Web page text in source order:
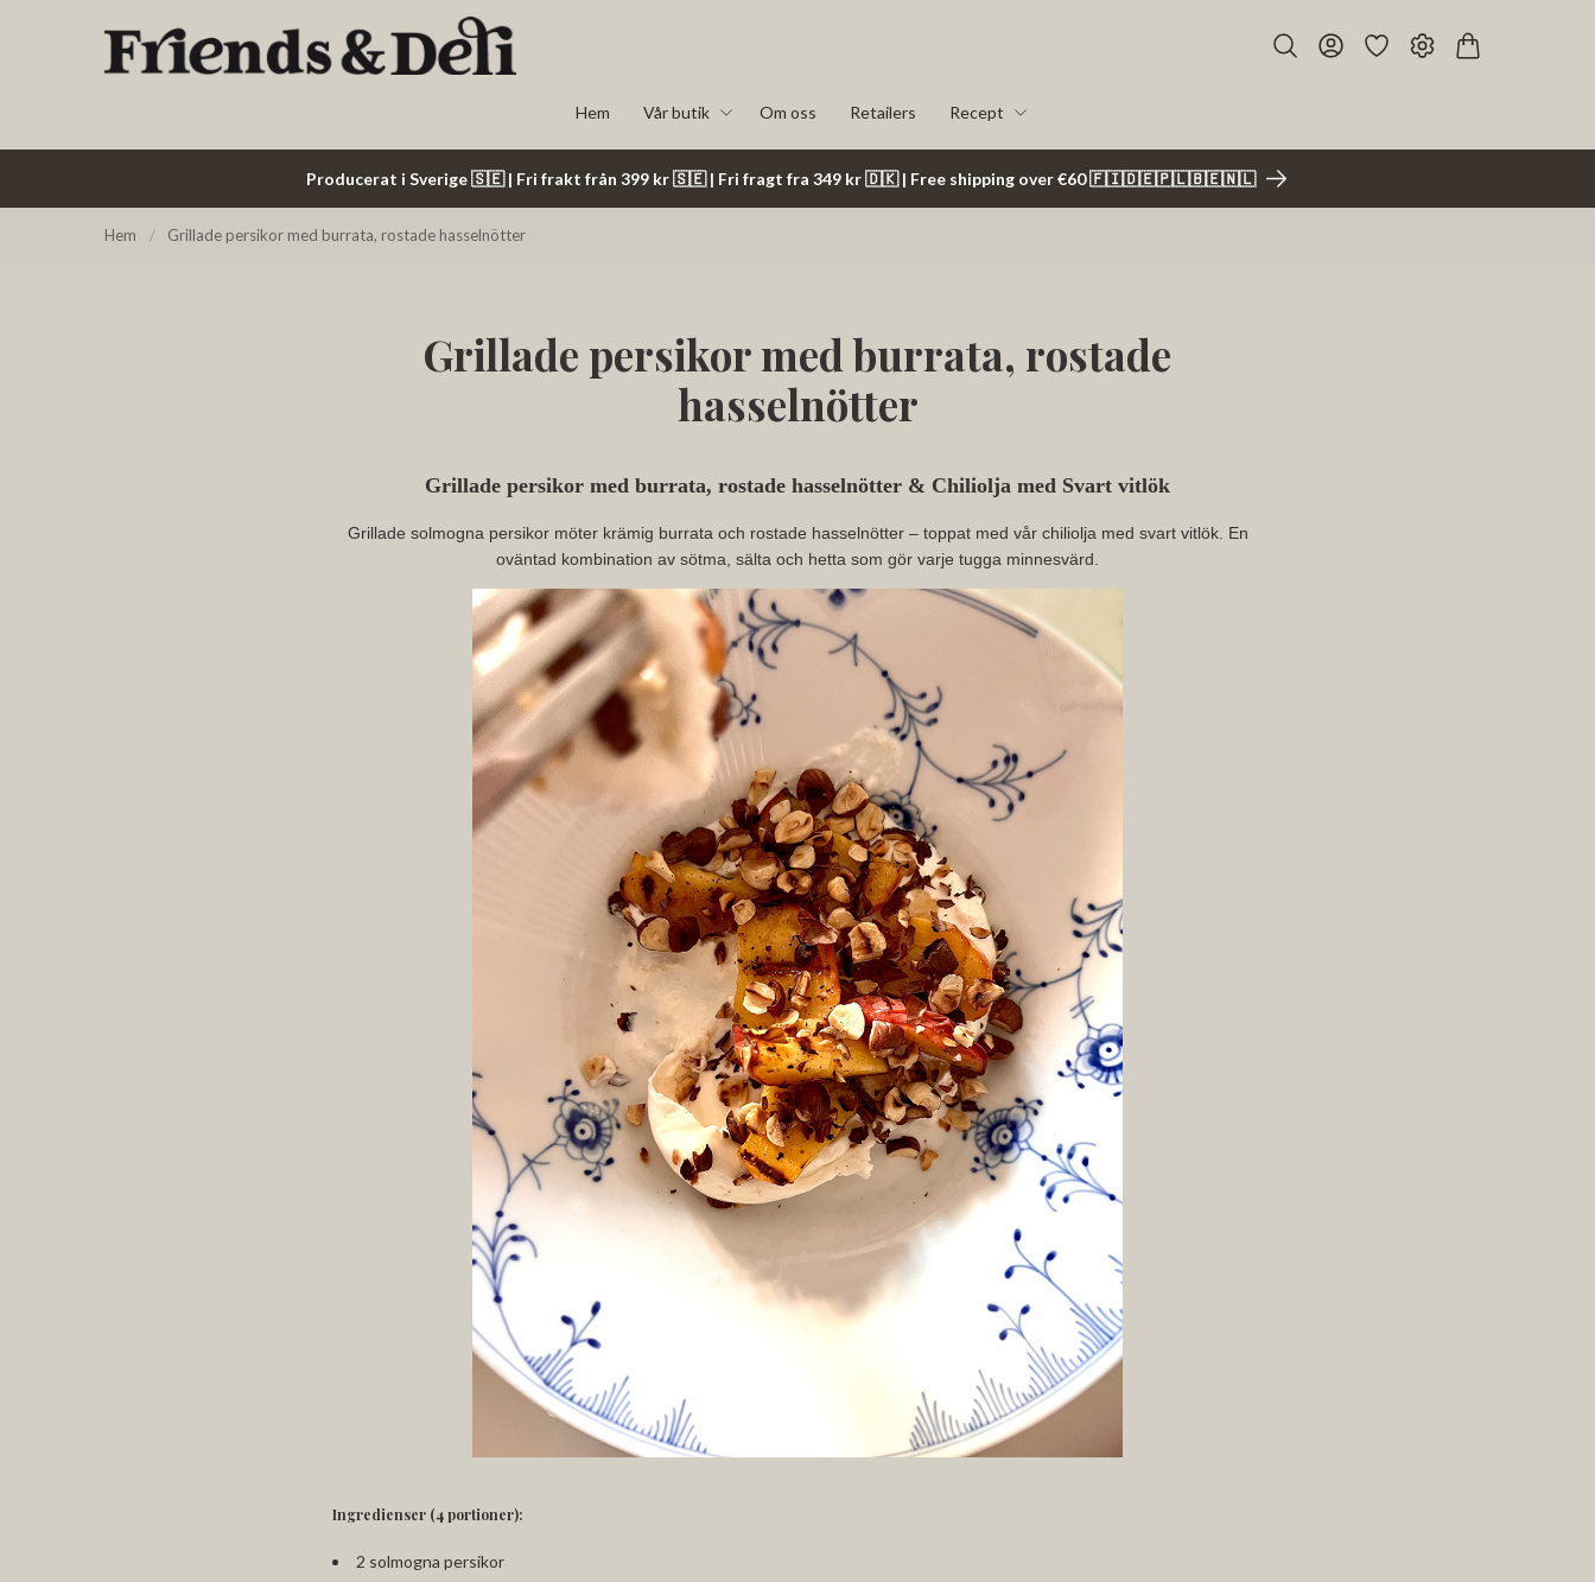
Hem Vår butik Om oss Retailers Recept
Producerat i Sverige 🇸🇪 | Fri frakt från 399 kr 🇸🇪 | Fri fragt fra 349 kr 🇩🇰 | Free shipping over €60 🇫🇮🇩🇪🇵🇱🇧🇪🇳🇱
Hem / Grillade persikor med burrata, rostade hasselnötter
Grillade persikor med burrata, rostade
hasselnötter
Grillade persikor med burrata, rostade hasselnötter & Chiliolja med Svart vitlök
Grillade solmogna persikor möter krämig burrata och rostade hasselnötter – toppat med vår chiliolja med svart vitlök. En
oväntad kombination av sötma, sälta och hetta som gör varje tugga minnesvärd.
Ingredienser (4 portioner):
2 solmogna persikor